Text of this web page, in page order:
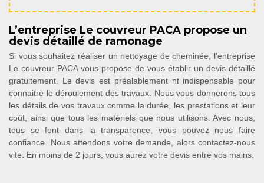
L’entreprise Le couvreur PACA propose un
devis détaillé de ramonage
Si vous souhaitez réaliser un nettoyage de cheminée, l’entreprise
Le couvreur PACA vous propose de vous établir un devis détaillé
gratuitement. Le devis est préalablement nt indispensable pour
connaitre le déroulement des travaux. Nous vous donnerons tous
les détails de vos travaux comme la durée, les prestations et leur
coût, ainsi que tous les matériels que nous utilisons. Avec nous,
tous se font dans la transparence, vous pouvez nous faire
confiance. Nous attendons votre demande, alors contactez-nous
vite. En moins de 2 jours, vous aurez votre devis entre vos mains.